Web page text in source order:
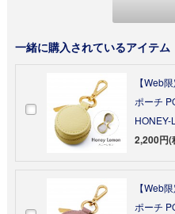
一緒に購入されているアイテム
【Web
ポーチ
HONEY-
2,200円(
【Web
ポーチ